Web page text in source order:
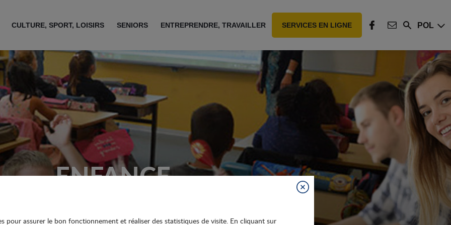
Fermer
pour assurer le bon fonctionnement et réaliser des statistiques de visite. En cliquant sur
CULTURE, SPORT, LOISIRS SENIORS ENTREPRENDRE, TRAVAILLER SERVICES EN LIGNE
FACEBOOK
CONTACT
Rechercher
POL
ENFANCE